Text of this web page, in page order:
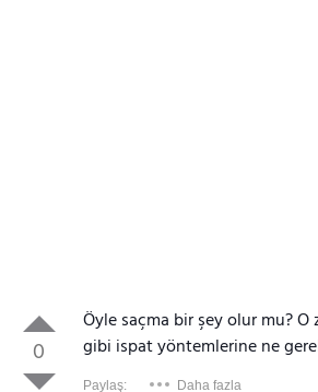
0
Öyle saçma bir şey olur mu? O
gibi ispat yöntemlerine ne
Paylaş: Daha fazla